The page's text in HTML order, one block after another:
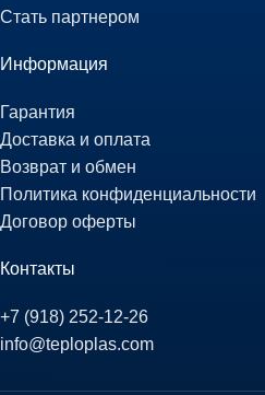
Стать партнером
Информация
Гарантия
Доставка и оплата
Возврат и обмен
Политика конфиденциальности
Договор оферты
Контакты
+7 (918) 252-12-26
info@teploplas.com